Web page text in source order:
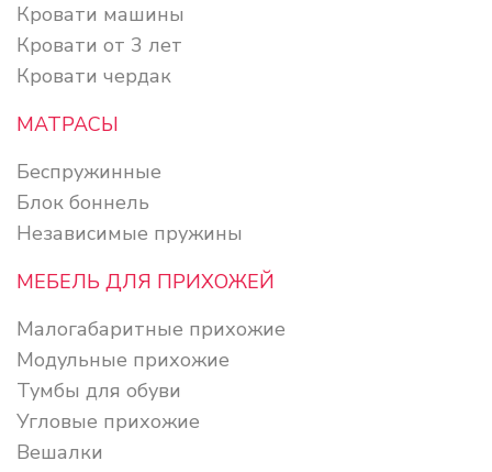
Кровати машины
Кровати от 3 лет
Кровати чердак
МАТРАСЫ
Беспружинные
Блок боннель
Независимые пружины
МЕБЕЛЬ ДЛЯ ПРИХОЖЕЙ
Малогабаритные прихожие
Модульные прихожие
Тумбы для обуви
Угловые прихожие
Вешалки